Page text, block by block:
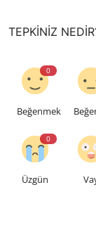
TEPKINIZ
0
Beğenmek
0
Üzgün